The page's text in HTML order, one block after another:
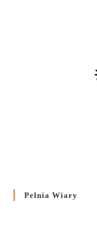
Pełnia Wiary